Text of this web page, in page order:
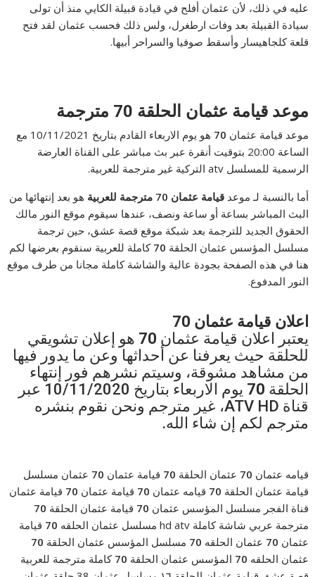
عليه في ذلك، لأن عثمان أفلح في قيادة قبيلة الكايي منذ أن تولى
سيادة القبيلة بعد وفات ارطغرل، ولس ذلك فحسب عثمان لقد فتح
قلعة كلجاهيسار وأسقط صوفيا والسراحر أبيها.
موعد قيامة عثمان الحلقة 70 مترجمة
موعد قيامة عثمان 70
هو يوم الاربعاء القادم بتاريخ 10/11/2021 مع
الساعة 20:00 بتوقيت أنقرة عبر بث مباشر على القناة العارضة
الرسمية للمسلسل atv التركية غير مترجمة للعربية.
أما بالنسبة لـ موعد قيامة عثمان 70 مترجمة للعربية
هو بعد إنتهائها من
البث المباشر بساعة أو ساعة ونصف، عندها سيقوم موقع النور مالك
الحقوق الجديد للترجمة بعد شبكة موقع قصة عشق، حين ترجمة
مسلسل المؤسس عثمان الحلقة 70 كاملة للعربية سنقوم بعرضها لكم
هنا في هذه الصفحة بجودة عالية والشاشة كاملة مجانا من طرف موقع
النور المدفوع.
اعلان قيامة عثمان 70
يعتبر اعلان قيامة عثمان 70 هو إعلان تشويقي
للحلقة حيث يعرفنا عن أحداثها وعن ما يدور فيها
من مشاهد مشوقة، وسيتم نشرهم فور إنتهاء
الحلقة 70
يوم الاربعاء بتاريخ 10/11/2020 عبر
قناة ATV HD، غير مترجم ونحن نقوم بنشره
مترجم لكم إن شاء الله.
قيامه عثمان 70 عثمان الحلقة 70 قيامة عثمان 70 عثمان مسلسل
قيامة عثمان الحلقة 70 قيامه عثمان 70 قيامة عثمان 70 قيامة عثمان
قناة الفجر مسلسل المؤسس عثمان 70 قيامة عثمان الحلقة 70
مترجمة عربي شاشة كاملة hd atv مسلسل عثمان الحلقه
70 قيامة
عثمان 70 عثمان الحلقه 70 مسلسل المؤسس عثمان الحلقة 70
عثمان الحلقه 70 المؤسس عثمان الحلقة 70 كاملة مترجمة للعربية